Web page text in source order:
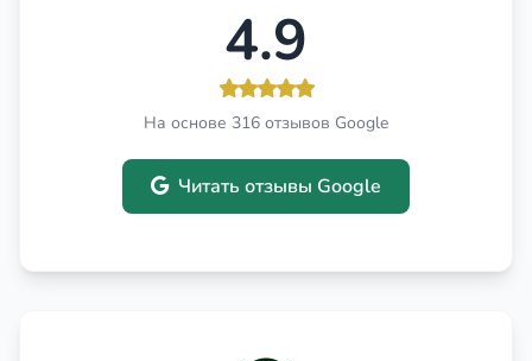
4.9
На основе 316 отзывов Google
Читать отзывы Google